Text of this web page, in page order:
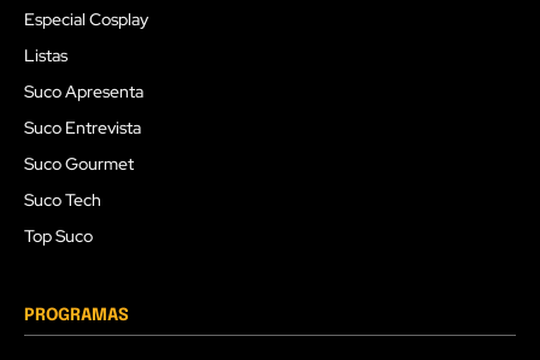
Especial Cosplay
Listas
Suco Apresenta
Suco Entrevista
Suco Gourmet
Suco Tech
Top Suco
PROGRAMAS